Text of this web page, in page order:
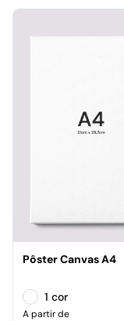
Pôster Canvas A4
1 cor
A partir de